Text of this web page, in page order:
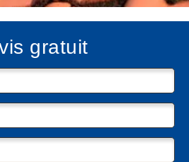
gratuit